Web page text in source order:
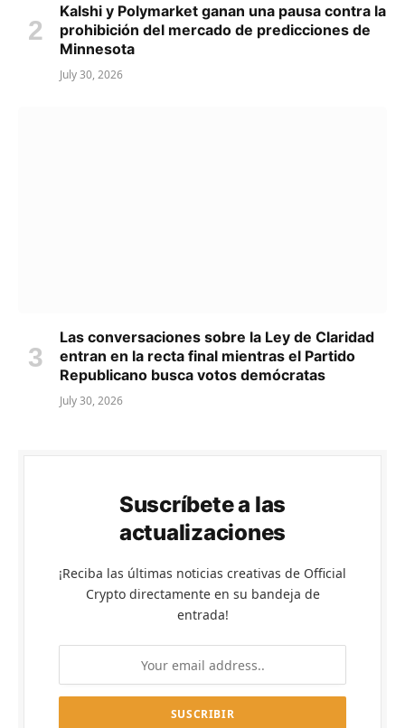
Kalshi y Polymarket ganan una pausa contra la
prohibición del mercado de predicciones de
Minnesota
July 30, 2026
Las conversaciones sobre la Ley de Claridad
entran en la recta final mientras el Partido
Republicano busca votos demócratas
July 30, 2026
Suscríbete a las
actualizaciones
¡Reciba las últimas noticias creativas de Official
Crypto directamente en su bandeja de
entrada!